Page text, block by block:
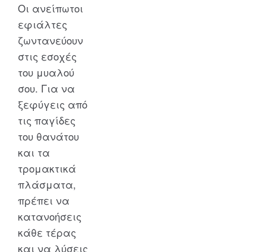
Οι ανείπωτοι
εφιάλτες
ζωντανεύουν
στις εσοχές
του μυαλού
σου. Για να
ξεφύγεις από
τις παγίδες
του θανάτου
και τα
τρομακτικά
πλάσματα,
πρέπει να
κατανοήσεις
κάθε τέρας
και να λύσεις